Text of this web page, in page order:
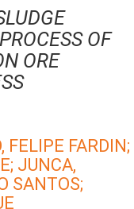
OF
ORE
FELIPE FARDIN;
JUNCA,
SANTOS;